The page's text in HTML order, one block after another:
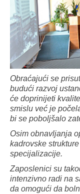
Obraćajući se
budući razvoj
će doprinijeti
smislu već je
bi se poboljšalo
Osim obnavljanja
kadrovske
specijalizacije.
Zaposlenici su
intenzivno radi na
da omogući da